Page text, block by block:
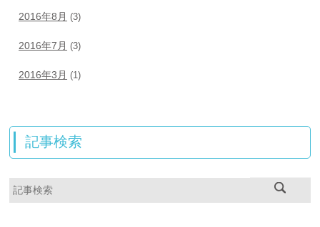
2016年8月 (3)
2016年7月 (3)
2016年3月 (1)
記事検索